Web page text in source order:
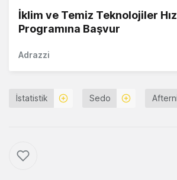
İklim ve Temiz Teknolojiler
Programına Başvur
Adrazzi
İstatistik Sedo